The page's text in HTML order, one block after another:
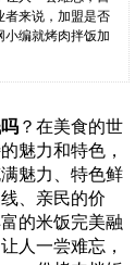
者来说，加盟是否
小编就烤肉拌饭加
？在美食的世
魅力和特色，
魅力、特色鲜
、亲民的价
的米饭完美融
人一尝难忘，